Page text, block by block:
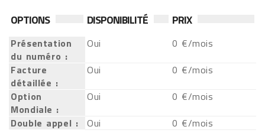
OPTIONS DISPONIBILITÉ PRIX
Présentation
du numéro :
Oui
0 €/mois
Facture
détaillée :
Oui
0 €/mois
Option
Mondiale :
Oui
0 €/mois
Double appel :
Oui 0 €/mois